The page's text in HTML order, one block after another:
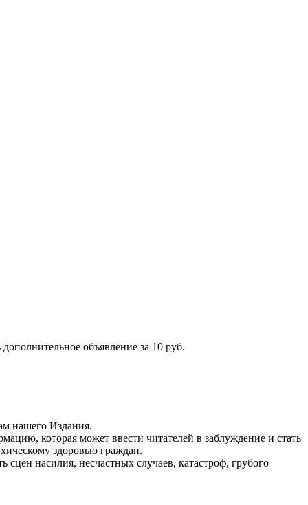
объявление за 10 руб.
нашего Издания.
которая может ввести читателей в заблуждение и стать
здоровью граждан.
насилия, несчастных случаев, катастроф, грубого